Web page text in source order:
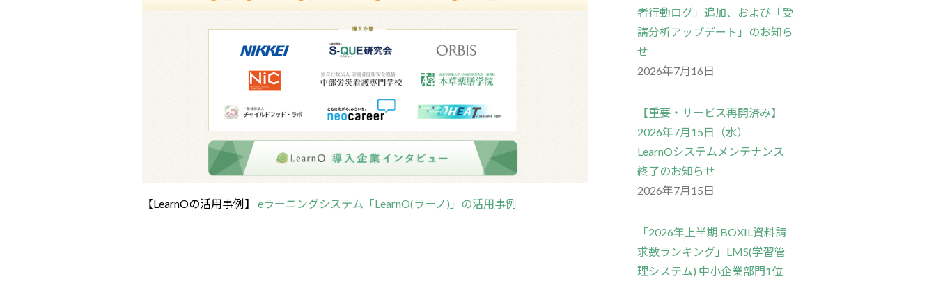
【LearnOの活用事例】 eラーニングシステム「LearnO(ラーノ)」の活用事例
者行動ログ」追加、および「受
講分析アップデート」のお知ら
せ
2026年7月16日
【重要・サービス再開済み】
2026年7月15日（水）
LearnOシステムメンテナンス
終了のお知らせ
2026年7月15日
「2026年上半期 BOXIL資料請
求数ランキング」LMS(学習管
理システム) 中小企業部門1位